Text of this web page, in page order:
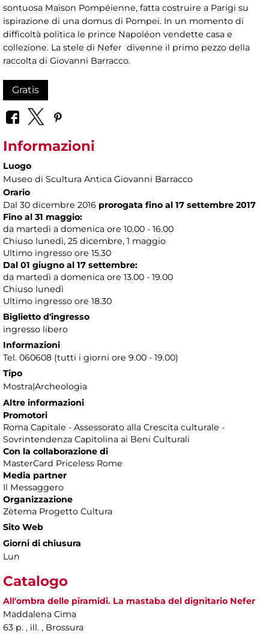
sontuosa Maison Pompéienne, fatta costruire a Parigi su
ispirazione di una domus di Pompei. In un momento di
difficoltà politica le prince Napoléon vendette casa e
collezione. La stele di Nefer divenne il primo pezzo della
raccolta di Giovanni Barracco.
Gratis
Informazioni
Luogo
Museo di Scultura Antica Giovanni Barracco
Orario
Dal 30 dicembre 2016 prorogata fino al 17 settembre 2017
Fino al 31 maggio:
da martedì a domenica ore 10.00 - 16.00
Chiuso lunedì, 25 dicembre, 1 maggio
Ultimo ingresso ore 15.30
Dal 01 giugno al 17 settembre:
da martedì a domenica ore 13.00 - 19.00
Chiuso lunedì
Ultimo ingresso ore 18.30
Biglietto d'ingresso
ingresso libero
Informazioni
Tel. 060608 (tutti i giorni ore 9.00 - 19.00)
Tipo
Mostra|Archeologia
Altre informazioni
Promotori
Roma Capitale - Assessorato alla Crescita culturale -
Sovrintendenza Capitolina ai Beni Culturali
Con la collaborazione di
MasterCard Priceless Rome
Media partner
Il Messaggero
Organizzazione
Zètema Progetto Cultura
Sito Web
Giorni di chiusura
Lun
Catalogo
All'ombra delle piramidi. La mastaba del dignitario Nefer
Maddalena Cima
63 p. , ill. , Brossura